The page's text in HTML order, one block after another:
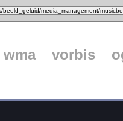
wma vorbis